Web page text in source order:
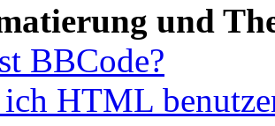
und
BBCode?
HTML